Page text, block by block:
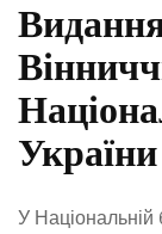
України
У Національній